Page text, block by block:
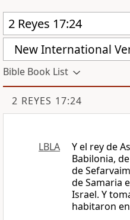
New International
Bible Book List
2 REYES 17:24
LBLA Y el rey de
Babilonia,
de
de Samaria
Israel. Y
habitaron